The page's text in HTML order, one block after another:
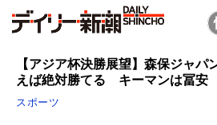
【アジア杯決勝展望】森保ジャパ
えば絶対勝てる キーマンは冨安
スポーツ